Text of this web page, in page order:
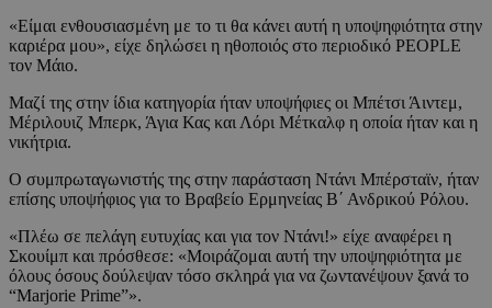
«Είμαι ενθουσιασμένη με το τι θα κάνει αυτή η υποψηφιότητα στην
καριέρα μου», είχε δηλώσει η ηθοποιός στο περιοδικό PEOPLE
τον Μάιο.
Μαζί της στην ίδια κατηγορία ήταν υποψήφιες οι Μπέτσι Άιντεμ,
Μέριλουιζ Μπερκ, Άγια Κας και Λόρι Μέτκαλφ η οποία ήταν και η
νικήτρια.
Ο συμπρωταγωνιστής της στην παράσταση Ντάνι Μπέρσταϊν, ήταν
επίσης υποψήφιος για το Βραβείο Ερμηνείας Β΄ Ανδρικού Ρόλου.
«Πλέω σε πελάγη ευτυχίας και για τον Ντάνι!» είχε αναφέρει η
Σκουίμπ και πρόσθεσε: «Μοιράζομαι αυτή την υποψηφιότητα με
όλους όσους δούλεψαν τόσο σκληρά για να ζωντανέψουν ξανά το
“Marjorie Prime”».